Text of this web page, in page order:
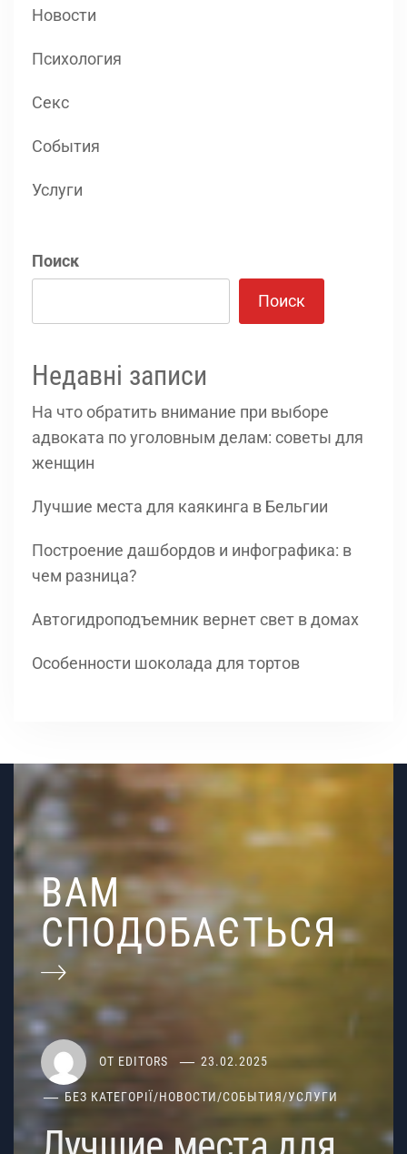
Новости
Психология
Секс
События
Услуги
Поиск
Поиск
Недавні записи
На что обратить внимание при выборе
адвоката по уголовным делам: советы для
женщин
Лучшие места для каякинга в Бельгии
Построение дашбордов и инфографика: в
чем разница?
Автогидроподъемник вернет свет в домах
Особенности шоколада для тортов
ВАМ
СПОДОБАЄТЬСЯ
ОТ EDITORS 23.02.2025
БЕЗ КАТЕГОРІЇ/НОВОСТИ/СОБЫТИЯ/УСЛУГИ